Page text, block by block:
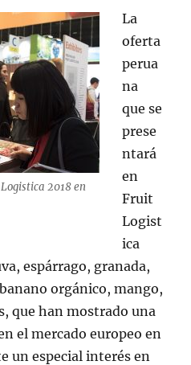
2018 en
La
oferta
perua
na
que se
prese
ntará
en
Fruit
Logist
ica
espárrago, granada,
orgánico, mango,
que han mostrado una
el mercado europeo en
un especial interés en